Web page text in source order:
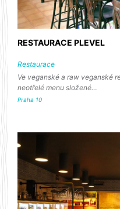
RESTAURACE PLEVEL
Restaurace
Ve veganské a raw veganské
neotřelé menu složené…
Praha 10